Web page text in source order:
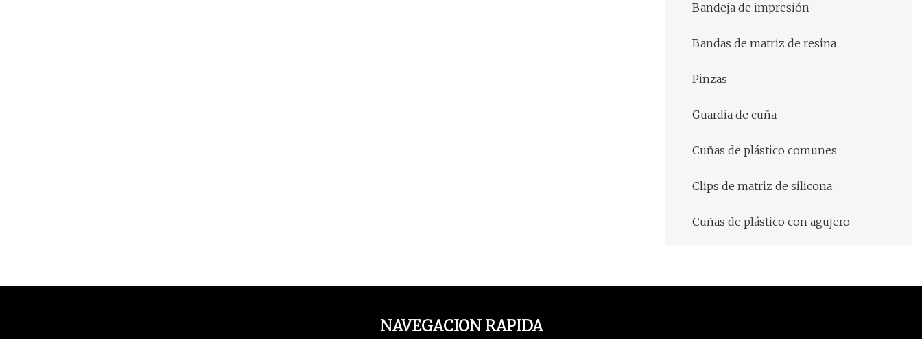
Bandeja de impresión
Bandas de matriz de resina
Pinzas
Guardia de cuña
Cuñas de plástico comunes
Clips de matriz de silicona
Cuñas de plástico con agujero
NAVEGACION RAPIDA